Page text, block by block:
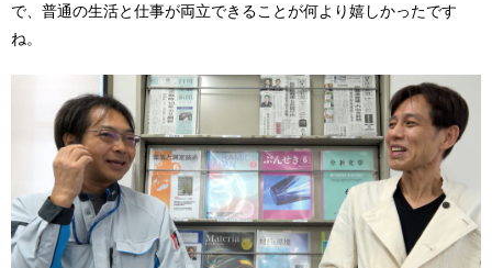
で、普通の生活と仕事が両立できることが何より嬉しかったです
ね。